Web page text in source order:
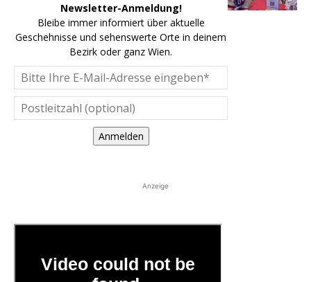
Newsletter-Anmeldung!
Bleibe immer informiert über aktuelle
Geschehnisse und sehenswerte Orte in deinem
Bezirk oder ganz Wien.
Anmelden
Anzeige